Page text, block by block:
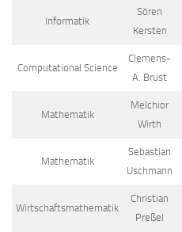
Informatik
Sören
Kersten
Computational Science
Clemens-
A. Brust
Mathematik
Melchior
Wirth
Mathematik
Sebastian
Uschmann
Wirtschaftsmathematik
Christian
Preßel